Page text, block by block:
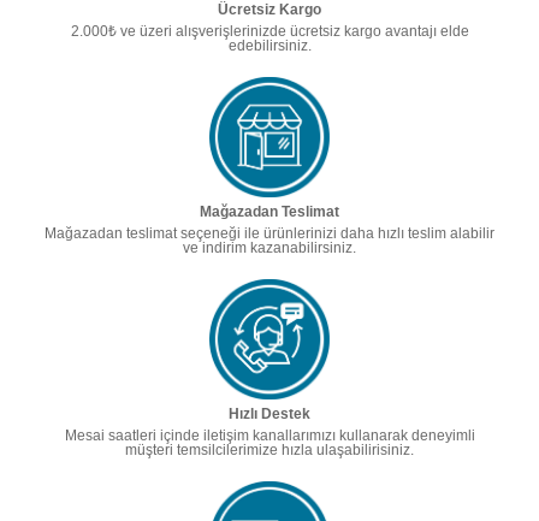
Ücretsiz Kargo
2.000₺ ve üzeri alışverişlerinizde ücretsiz kargo avantajı elde
edebilirsiniz.
Mağazadan Teslimat
Mağazadan teslimat seçeneği ile ürünlerinizi daha hızlı teslim alabilir
ve indirim kazanabilirsiniz.
Hızlı Destek
Mesai saatleri içinde iletişim kanallarımızı kullanarak deneyimli
müşteri temsilcilerimize hızla ulaşabilirisiniz.